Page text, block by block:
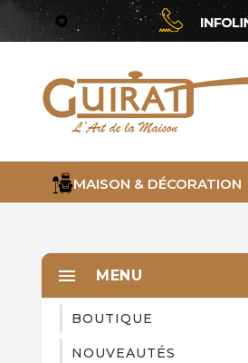

MAISON & DÉCORATION
MENU

BOUTIQUE
NOUVEAUTÉS